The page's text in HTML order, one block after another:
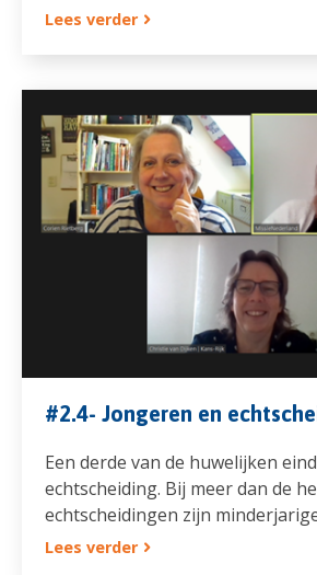
Lees verder
#2.4- Jongeren en
Een derde van de huwelijken
echtscheiding. Bij meer dan de
echtscheidingen zijn
Lees verder